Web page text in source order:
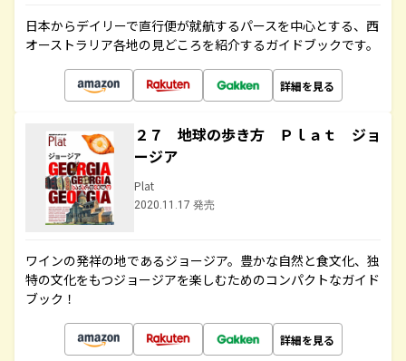
日本からデイリーで直行便が就航するパースを中心とする、西
オーストラリア各地の見どころを紹介するガイドブックです。
詳細を見る
２７ 地球の歩き方 Ｐｌａｔ ジョ
ージア
Plat
2020.11.17 発売
ワインの発祥の地であるジョージア。豊かな自然と食文化、独
特の文化をもつジョージアを楽しむためのコンパクトなガイド
ブック！
詳細を見る